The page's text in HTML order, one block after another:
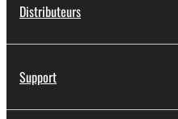
Distributeurs
Support